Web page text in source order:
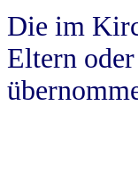
Die im
Eltern